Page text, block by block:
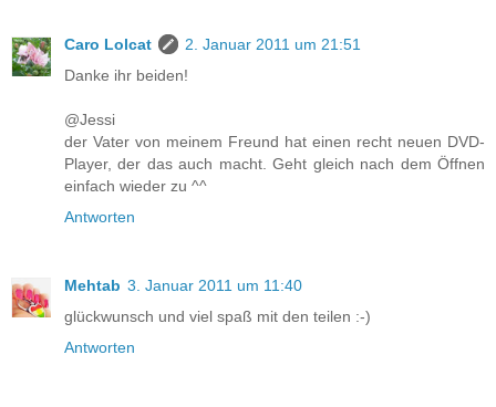
Caro Lolcat
2. Januar 2011 um 21:51
Danke ihr beiden!
@Jessi
der Vater von meinem Freund hat einen recht neuen DVD-
Player, der das auch macht. Geht gleich nach dem Öffnen
einfach wieder zu ^^
Antworten
Mehtab 3. Januar 2011 um 11:40
glückwunsch und viel spaß mit den teilen :-)
Antworten